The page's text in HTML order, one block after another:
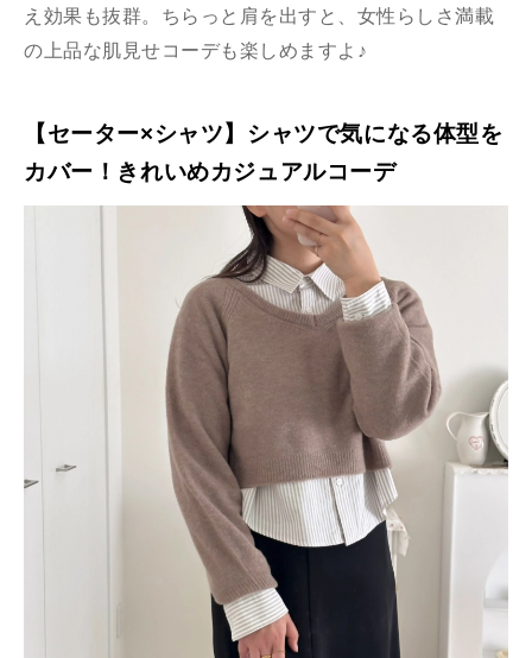
え効果も抜群。ちらっと肩を出すと、女性らしさ満載
の上品な肌見せコーデも楽しめますよ♪
【セーター×シャツ】シャツで気になる体型を
カバー！きれいめカジュアルコーデ